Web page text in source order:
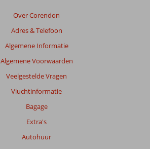
Over Corendon
Adres & Telefoon
Algemene Informatie
Algemene Voorwaarden
Veelgestelde Vragen
Vluchtinformatie
Bagage
Extra's
Autohuur